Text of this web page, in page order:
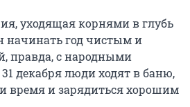
уходящая корнями в глубь
начинать год чистым и
правда, с народными
декабря люди ходят в баню,
время и зарядиться хорошим